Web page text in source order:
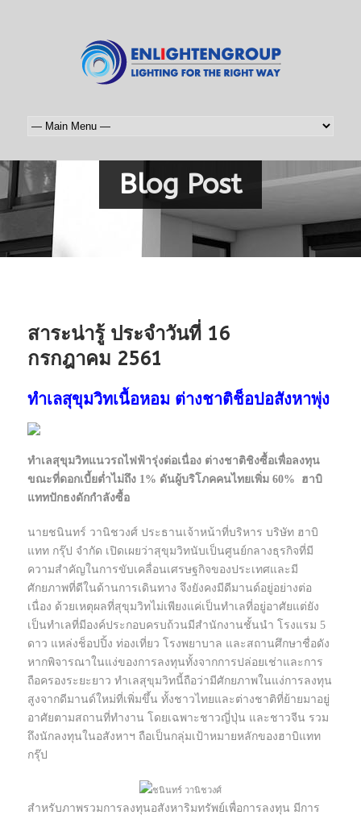
Blog Post
สาระน่ารู้ ประจำวันที่ 16
กรกฎาคม 2561
ทำเลสุขุมวิทเนื้อหอม ต่างชาติช็อปอสังหาพุ่ง
ทำเลสุขุมวิทแนวรถไฟฟ้ารุ่งต่อเนื่อง ต่างชาติชิงซื้อเพื่อลงทุน
ขณะที่ดอกเบี้ยตํ่าไม่ถึง 1% ดันผู้บริโภคคนไทยเพิ่ม 60% ฮาบิ
แททปักธงดักกำลังซื้อ
นายชนินทร์ วานิชวงศ์ ประธานเจ้าหน้าที่บริหาร บริษัท ฮาบิ
แทท กรุ๊ป จำกัด เปิดเผยว่าสุขุมวิทนับเป็นศูนย์กลางธุรกิจที่มี
ความสำคัญในการขับเคลื่อนเศรษฐกิจของประเทศและมี
ศักยภาพที่ดีในด้านการเดินทาง จึงยังคงมีดีมานด์อยู่อย่างต่อ
เนื่อง ด้วยเหตุผลที่สุขุมวิทไม่เพียงแค่เป็นทำเลที่อยู่อาศัยแต่ยัง
เป็นทำเลที่มีองค์ประกอบครบถ้วนมีสำนักงานชั้นนำ โรงแรม 5
ดาว แหล่งช็อปปิ้ง ท่องเที่ยว โรงพยาบาล และสถานศึกษาชื่อดัง
หากพิจารณาในแง่ของการลงทุนทั้งจากการปล่อยเช่าและการ
ถือครองระยะยาว ทำเลสุขุมวิทนี้ถือว่ามีศักยภาพในแง่การลงทุน
สูงจากดีมานด์ใหม่ที่เพิ่มขึ้น ทั้งชาวไทยและต่างชาติที่ย้ายมาอยู่
อาศัยตามสถานที่ทำงาน โดยเฉพาะชาวญี่ปุ่น และชาวจีน รวม
ถึงนักลงทุนในอสังหาฯ ถือเป็นกลุ่มเป้าหมายหลักของฮาบิแทท
กรุ๊ป
ชนินทร์ วานิชวงศ์
สำหรับภาพรวมการลงทุนอสังหาริมทรัพย์เพื่อการลงทุน มีการ